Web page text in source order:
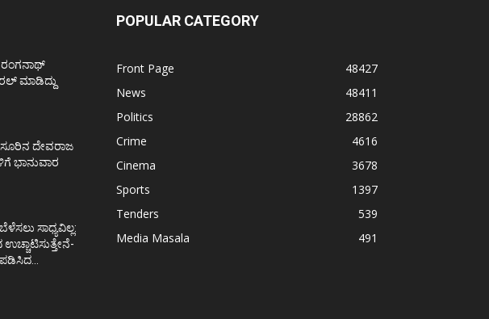
ರಂಗನಾಥ್
ಮಾಡಿದ್ದು
ದೇವರಾಜ
ಭಾನುವಾರ
ಸಾಧ್ಯವಿಲ್ಲ:
POPULAR CATEGORY
Front Page
48427
News
48411
Politics
28862
Crime
4616
Cinema
3678
Sports
1397
Tenders
539
Media Masala
491